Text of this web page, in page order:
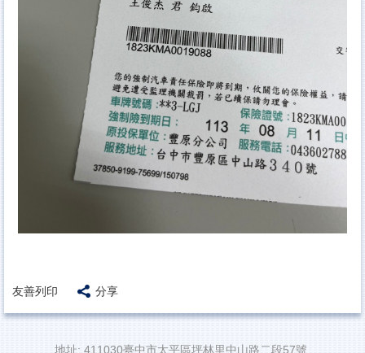
友善列印 分享
地址: 411030臺中市太平區坪林里中山路二段57號